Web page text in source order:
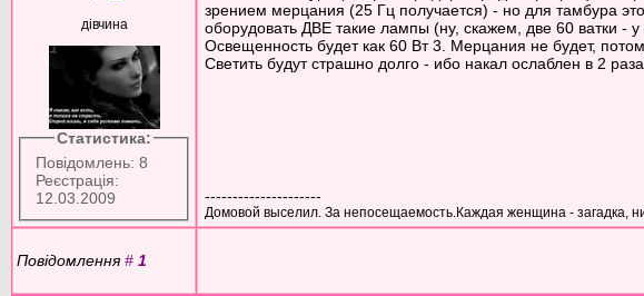
дівчина
Статистика:
Повідомлень: 8
Реєстрація:
12.03.2009
зрением мерцания (25 Гц получается) - но для тамбура
оборудовать ДВЕ такие лампы (ну, скажем, две 60 ватки
Освещенность будет как 60 Вт 3. Мерцания не будет,
Светить будут страшно долго - ибо накал ослаблен в 2
---------------------
Домовой выселил. За непосещаемость.Каждая женщина - загадка,
Повідомлення# 1